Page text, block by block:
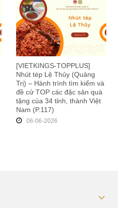
[VIETKINGS-TOPPLUS]
Nhút tép Lệ Thủy (Quảng
Trị) – Hành trình tìm kiếm và
đề cử TOP các đặc sản quà
tặng của 34 tỉnh, thành Việt
Nam (P.117)
06-06-2026